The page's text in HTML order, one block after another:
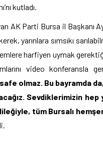
kutladı.
AK Parti Bursa il Başkanı
yarınlara sımsıkı
harfiyen uymak
video konferansla
olmaz. Bu bayramda da,
Sevdiklerimizin hep
tüm Bursalı